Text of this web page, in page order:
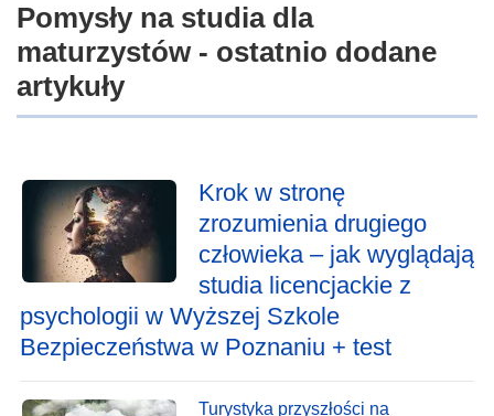
Pomysły na studia dla
maturzystów - ostatnio dodane
artykuły
Krok w stronę
zrozumienia drugiego
człowieka – jak wyglądają
studia licencjackie z
psychologii w Wyższej Szkole
Bezpieczeństwa w Poznaniu + test
Turystyka przyszłości na